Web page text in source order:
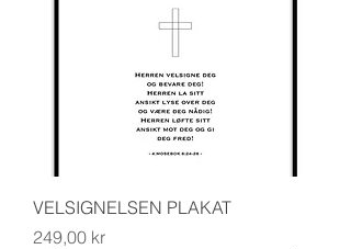
VELSIGNELSEN PLAKAT
Pris
249,00 kr